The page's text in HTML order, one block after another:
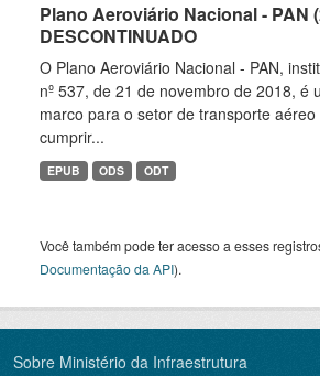
Plano Aeroviário Nacional - PAN
DESCONTINUADO
O Plano Aeroviário Nacional - PAN,
nº 537, de 21 de novembro de 2018, é
marco para o setor de transporte
cumprir...
EPUB ODS ODT
Você também pode ter acesso a esses
Documentação da API).
Sobre Ministério da Infraestrutura